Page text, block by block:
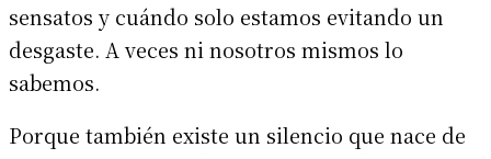
sensatos y cuándo solo estamos evitando un
desgaste. A veces ni nosotros mismos lo
sabemos.
Porque también existe un silencio que nace de